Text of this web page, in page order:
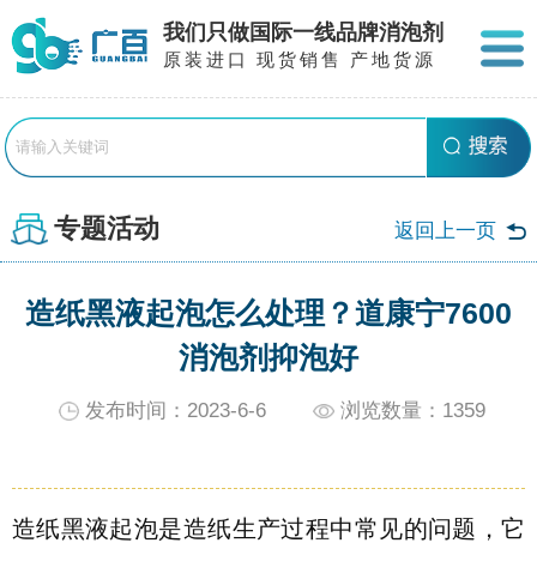
我们只做国际一线品牌消泡剂
原装进口 现货销售 产地货源
专题活动 返回上一页
造纸黑液起泡怎么处理？道康宁7600
消泡剂抑泡好
发布时间：2023-6-6 浏览数量： 1359
造纸黑液起泡是造纸生产过程中常见的问题，它